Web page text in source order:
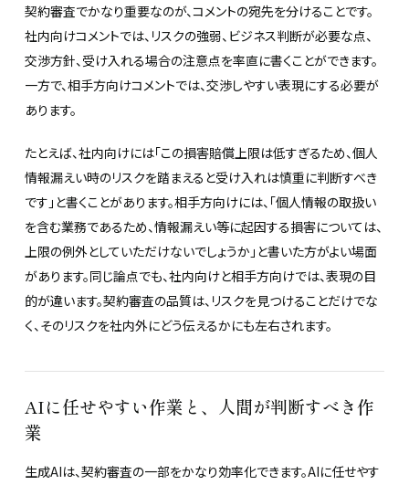
契約審査でかなり重要なのが、コメントの宛先を分けることです。
社内向けコメントでは、リスクの強弱、ビジネス判断が必要な点、
交渉方針、受け入れる場合の注意点を率直に書くことができます。
一方で、相手方向けコメントでは、交渉しやすい表現にする必要が
あります。
たとえば、社内向けには「この損害賠償上限は低すぎるため、個人
情報漏えい時のリスクを踏まえると受け入れは慎重に判断すべき
です」と書くことがあります。相手方向けには、「個人情報の取扱い
を含む業務であるため、情報漏えい等に起因する損害については、
上限の例外としていただけないでしょうか」と書いた方がよい場面
があります。同じ論点でも、社内向けと相手方向けでは、表現の目
的が違います。契約審査の品質は、リスクを見つけることだけでな
く、そのリスクを社内外にどう伝えるかにも左右されます。
AIに任せやすい作業と、人間が判断すべき作
業
生成AIは、契約審査の一部をかなり効率化できます。AIに任せやす